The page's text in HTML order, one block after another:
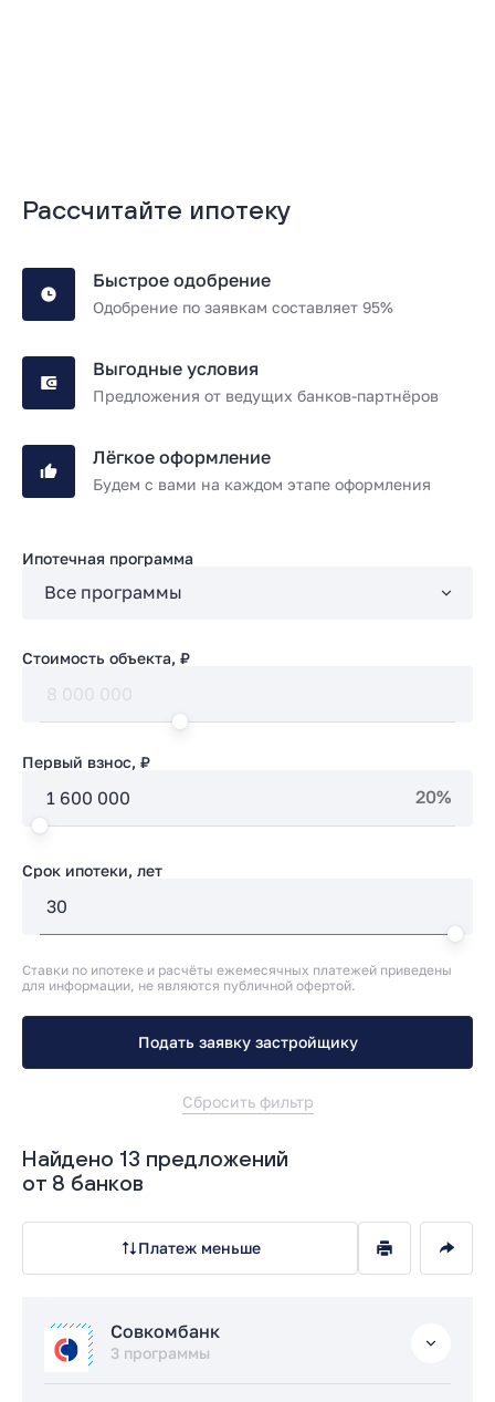
Рассчитайте ипотеку
Быстрое одобрение
Одобрение по заявкам составляет 95%
Выгодные условия
Предложения от ведущих банков-партнёров
Лёгкое оформление
Будем с вами на каждом этапе оформления
Ипотечная программа
Стоимость объекта, ₽
Первый взнос, ₽
20%
Срок ипотеки, лет
Ставки по ипотеке и расчёты ежемесячных платежей приведены
для информации, не являются публичной офертой.
Подать заявку застройщику
Сбросить фильтр
Найдено 13 предложений
от 8 банков
Платеж меньше
Совкомбанк
3 программы